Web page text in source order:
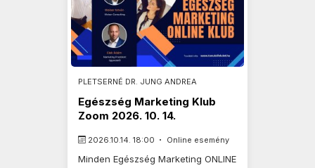
PLETSERNÉ DR. JUNG ANDREA
Egészség Marketing Klub
Zoom 2026. 10. 14.
2026.10.14. 18:00 Online esemény
Minden Egészség Marketing ONLINE